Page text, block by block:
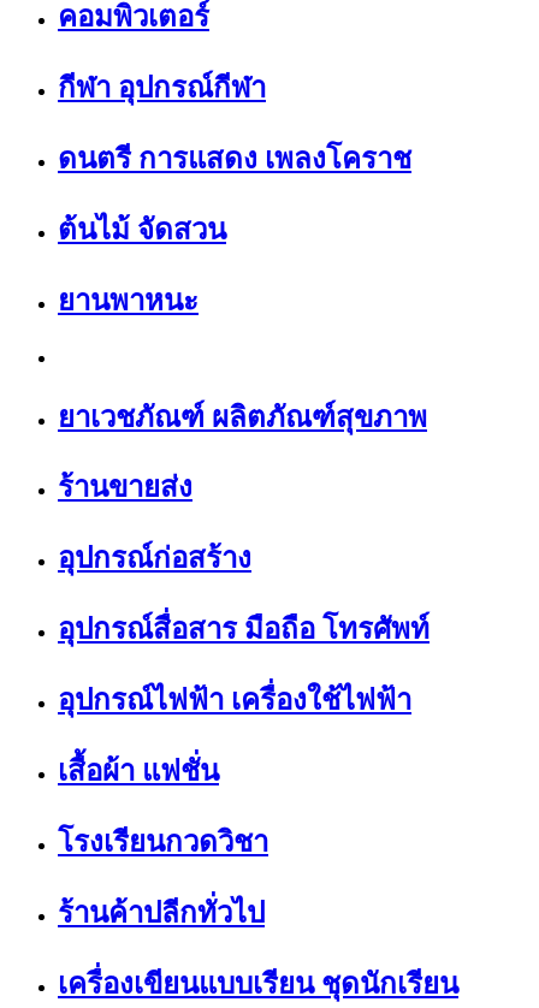
คอมพิวเตอร์
กีฬา อุปกรณ์กีฬา
ดนตรี การแสดง เพลงโคราช
ต้นไม้ จัดสวน
ยานพาหนะ
ยาเวชภัณฑ์ ผลิตภัณฑ์สุขภาพ
ร้านขายส่ง
อุปกรณ์ก่อสร้าง
อุปกรณ์สื่อสาร มือถือ โทรศัพท์
อุปกรณ์ไฟฟ้า เครื่องใช้ไฟฟ้า
เสื้อผ้า แฟชั่น
โรงเรียนกวดวิชา
ร้านค้าปลีกทั่วไป
เครื่องเขียนแบบเรียน ชุดนักเรียน